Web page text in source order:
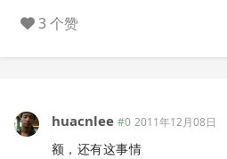
3 个赞
huacnlee #0 2011年12月08日
额，还有这事情